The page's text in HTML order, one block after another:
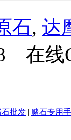
石, 达
在线
石批发 | 赌石专用